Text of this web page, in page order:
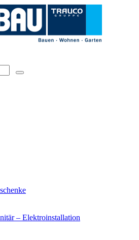
– Elektroinstallation